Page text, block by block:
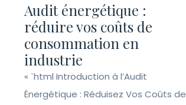
Audit énergétique :
réduire vos coûts de
consommation en
industrie
« `html Introduction à l’Audit
Énergétique : Réduisez Vos Coûts de